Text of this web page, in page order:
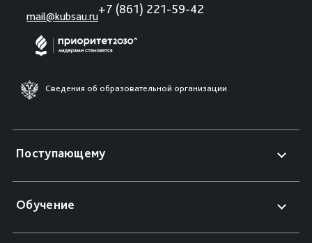
mail@kubsau.ru
+7 (861) 221-59-42
Сведения об образовательной организации
Поступающему
Обучение